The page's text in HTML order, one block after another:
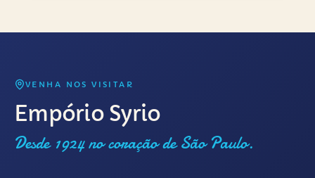
VENHA NOS VISITAR
Empório Syrio
Desde 1924 no coração de São Paulo.